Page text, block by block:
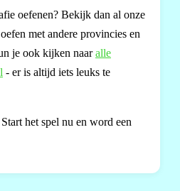
oefenen? Bekijk dan al onze
met andere provincies en
je ook kijken naaralle
- er is altijd iets leuks te
het spel nu en word een